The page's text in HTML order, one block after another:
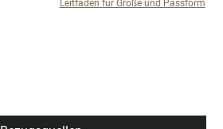
Leitfaden für Größe und Passform